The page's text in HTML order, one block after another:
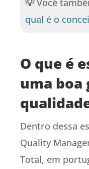
💡Você
qual é o
O que é
uma boa
Dentro dessa
Quality
Total, em